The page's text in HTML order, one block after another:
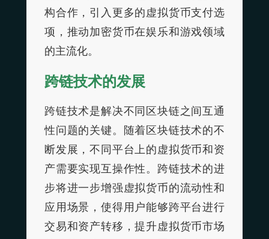
构合作，引入更多的虚拟货币支付选
项，推动加密货币在娱乐和游戏领域
的主流化。
跨链技术的发展
跨链技术是解决不同区块链之间互通
性问题的关键。随着区块链技术的不
断发展，不同平台上的虚拟货币和资
产需要实现互操作性。跨链技术的进
步将进一步增强虚拟货币的流动性和
应用场景，使得用户能够跨平台进行
交易和资产转移，提升虚拟货币市场